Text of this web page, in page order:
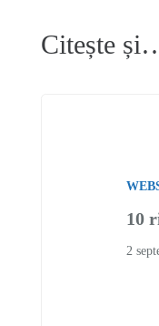
Citește
10
2